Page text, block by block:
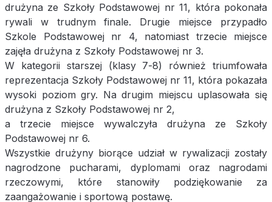
drużyna ze Szkoły Podstawowej nr 11, która pokonała
rywali w trudnym finale. Drugie miejsce przypadło
Szkole Podstawowej nr 4, natomiast trzecie miejsce
zajęła drużyna z Szkoły Podstawowej nr 3.
W kategorii starszej (klasy 7-8) również triumfowała
reprezentacja Szkoły Podstawowej nr 11, która pokazała
wysoki poziom gry. Na drugim miejscu uplasowała się
drużyna z Szkoły Podstawowej nr 2,
a trzecie miejsce wywalczyła drużyna ze Szkoły
Podstawowej nr 6.
Wszystkie drużyny biorące udział w rywalizacji zostały
nagrodzone pucharami, dyplomami oraz nagrodami
rzeczowymi, które stanowiły podziękowanie za
zaangażowanie i sportową postawę.